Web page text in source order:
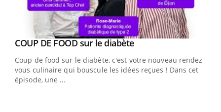
Youtube
COUP DE FOOD sur le diabèteYoutube
Coup de food sur le diabète, c'est votre nouveau rendez-
vous culinaire qui bouscule les idées reçues ! Dans cet
épisode, une ...